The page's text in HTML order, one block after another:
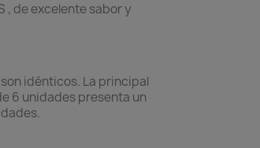
, de excelente sabor y
idénticos. La principal
6 unidades presenta un